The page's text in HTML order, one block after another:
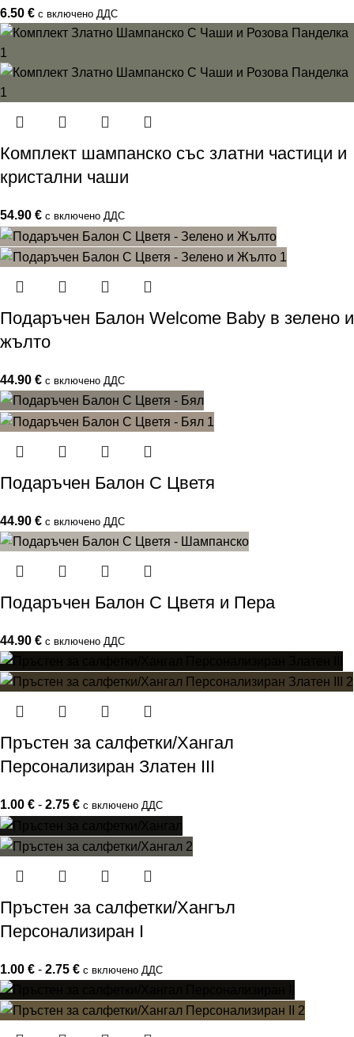
6.50 € с включено ДДС
Комплект шампанско със златни частици и
кристални чаши
54.90 € с включено ДДС
Подаръчен Балон Welcome Baby в зелено и
жълто
44.90 € с включено ДДС
Подаръчен Балон С Цветя
44.90 € с включено ДДС
Подаръчен Балон С Цветя и Пера
44.90 € с включено ДДС
Пръстен за салфетки/Хангал
Персонализиран Златен III
1.00 € - 2.75 € с включено ДДС
Пръстен за салфетки/Хангъл
Персонализиран I
1.00 € - 2.75 € с включено ДДС